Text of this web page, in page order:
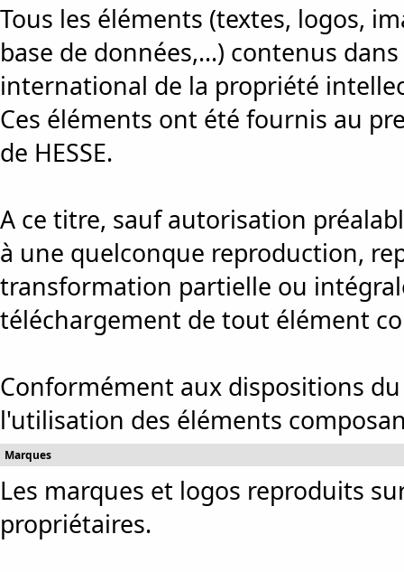
Tous les éléments (textes, logos,
base de données,...) contenus
international de la propriété
Ces éléments ont été fournis au
de HESSE.
A ce titre, sauf autorisation
à une quelconque reproduction,
transformation partielle ou
téléchargement de tout élément
Conformément aux dispositions
l'utilisation des éléments
Marques
Les marques et logos reproduits
propriétaires.